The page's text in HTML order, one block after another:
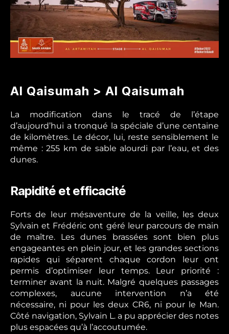
Al Qaisumah > Al Qaisumah
La modification dans le tracé de l’étape
d’aujourd’hui a tronqué la spéciale d’une centaine
de kilomètres. Le décor, lui, reste sensiblement le
même : 255 km de sable alourdi par l’eau, et des
dunes.
Rapidité et efficacité
Forts de leur mésaventure de la veille, les deux
Sylvain et Frédéric ont géré leur parcours de main
de maître. Les dunes brassées sont bien plus
engageantes en plein jour, et les grandes sections
rapides qui séparent chaque cordon leur ont
permis d’optimiser leur temps. Leur priorité :
terminer avant la nuit. Malgré quelques passages
complexes, aucune intervention n’a été
nécessaire, ni pour les deux CR6, ni pour le Man.
Côté navigation, Sylvain L. a pu apprécier des notes
plus espacées qu’à l’accoutumée.